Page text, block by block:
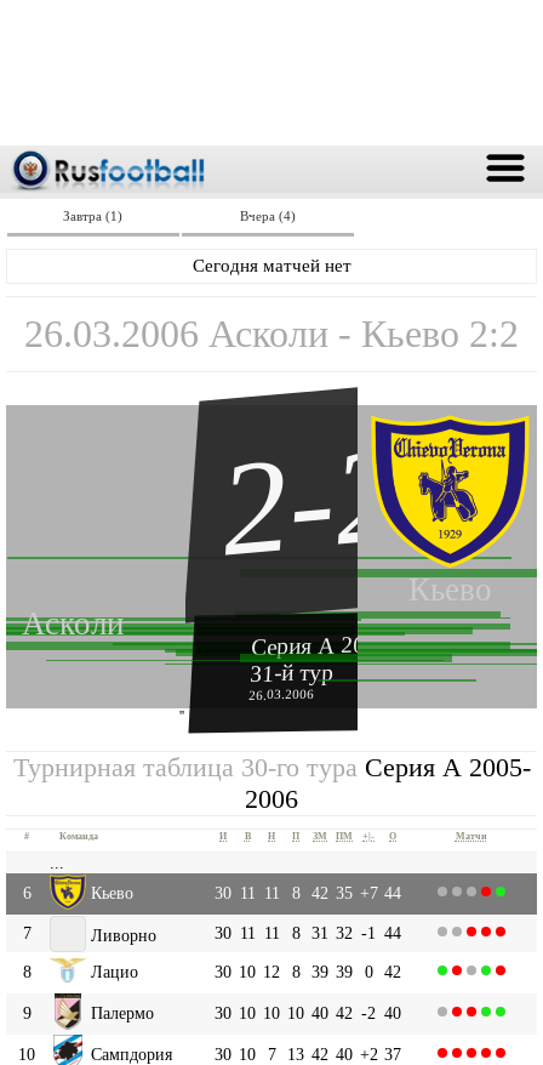
Завтра (1) Вчера (4)
Сегодня матчей нет
26.03.2006 Асколи - Кьево 2:2
Асколи
Кьево
2-2
Серия А 2005-2006
31-й тур
26.03.2006
''
Турнирная таблица 30-го тура Серия А 2005-
2006
# Команда И В Н П ЗМ ПМ +|- О Матчи
6
Кьево 30 11 11 8 42 35 +7 44
7 Ливорно 30 11 11 8 31 32 -1 44
8
Лацио 30 10 12 8 39 39 0 42
9 Палермо 30 10 10 10 40 42 -2 40
10 Сампдория 30 10 7 13 42 40 +2 37